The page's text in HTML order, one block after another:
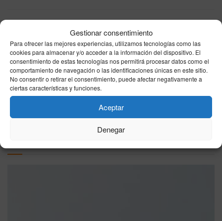
Gestionar consentimiento
Para ofrecer las mejores experiencias, utilizamos tecnologías como las
cookies para almacenar y/o acceder a la información del dispositivo. El
consentimiento de estas tecnologías nos permitirá procesar datos como el
comportamiento de navegación o las identificaciones únicas en este sitio.
No consentir o retirar el consentimiento, puede afectar negativamente a
ciertas características y funciones.
Aceptar
Denegar
Ceuta celebrará una exhibición aérea con salto
paracaidista por el Día de las Fuerzas Armadas
Siguiente noticia
Beata Ana de San Bartolomé: Viuda carmelita y
reformadora | Santoral 7 de junio